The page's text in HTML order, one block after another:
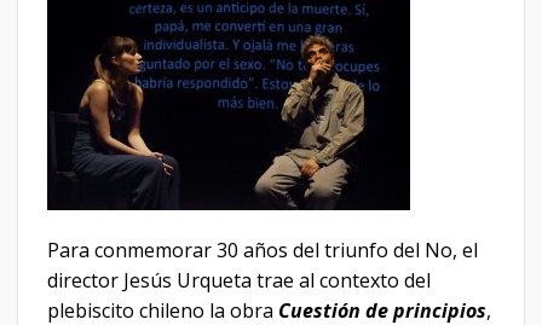
Para conmemorar 30 años del triunfo del No, el
director Jesús Urqueta trae al contexto del
plebiscito chileno la obra Cuestión de principios,